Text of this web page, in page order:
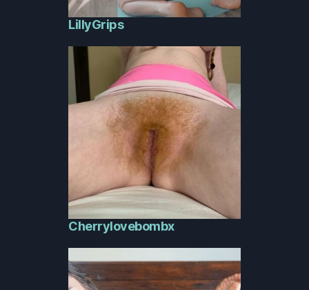
LillyGrips
Cherrylovebombx